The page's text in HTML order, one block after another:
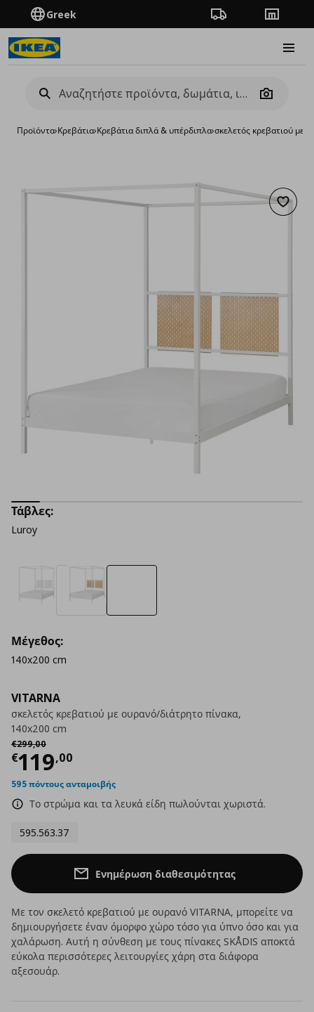
Greek Πορεία παραγγελίας
Camera
Προϊόντα›Κρεβάτια›Κρεβάτια διπλά & υπέρδιπλα›σκελετός κρεβατιού με
VITARNA
σκελετός κρεβατιού με ουρανό/διάτρητο πίνακα,
140x200 cm
€299,00
Αρχική τιμή
€119,00
Τρέχουσα τιμή
595 πόντους ανταμοιβής
Το στρώμα και τα λευκά είδη πωλούνται χωριστά.
595.563.37
Τάβλες:
Luroy
Μέγεθος:
140x200 cm
Ενημέρωση διαθεσιμότητας
Με τον σκελετό κρεβατιού με ουρανό VITARNA, μπορείτε να
δημιουργήσετε έναν όμορφο χώρο τόσο για ύπνο όσο και για
χαλάρωση. Αυτή η σύνθεση με τους πίνακες SKÅDIS αποκτά
εύκολα περισσότερες λειτουργίες χάρη στα διάφορα
αξεσουάρ.